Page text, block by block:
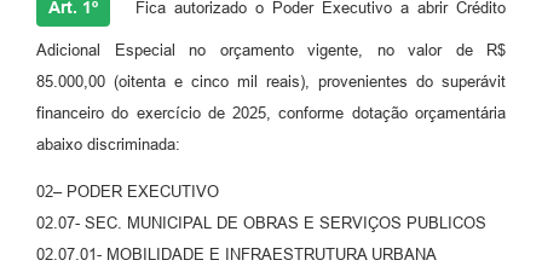
Art. 1º Fica autorizado o Poder Executivo a abrir Crédito
Adicional Especial no orçamento vigente, no valor de R$
85.000,00 (oitenta e cinco mil reais), provenientes do superávit
financeiro do exercício de 2025, conforme dotação orçamentária
abaixo discriminada:
02– PODER EXECUTIVO
02.07- SEC. MUNICIPAL DE OBRAS E SERVIÇOS PUBLICOS
02.07.01- MOBILIDADE E INFRAESTRUTURA URBANA